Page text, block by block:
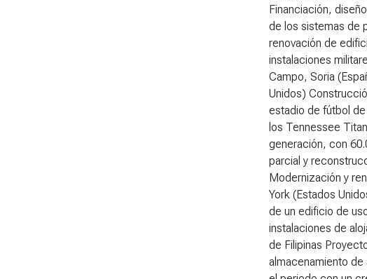
Financiación,
de los sistemas de
renovación de
instalaciones
Campo, Soria
Unidos)
estadio de fútbol de
los Tennessee
generación, con
parcial y
Modernización y
York (Estados
de un edificio de
instalaciones de
de Filipinas
almacenamiento